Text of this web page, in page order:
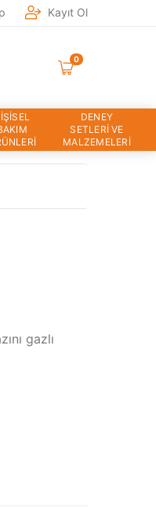
Kayıt Ol
0
DENEY
SETLERİ VE
MALZEMELERİ
gazlı